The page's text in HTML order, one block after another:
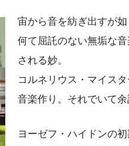
宙から音を紡ぎ出すが如
何て屈託のない無垢な
される妙。
コルネリウス・マイス
音楽作り。それでいて
ヨーゼフ・ハイドンの